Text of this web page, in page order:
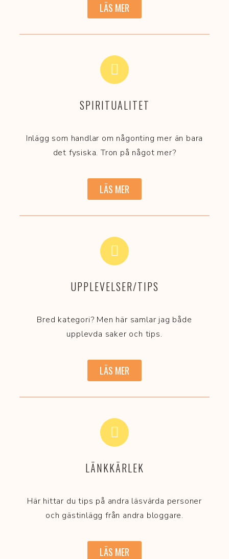
LÄS MER
SPIRITUALITET
Inlägg som handlar om någonting mer än bara
det fysiska. Tron på något mer?
LÄS MER
UPPLEVELSER/TIPS
Bred kategori? Men här samlar jag både
upplevda saker och tips.
LÄS MER
LÄNKKÄRLEK
Här hittar du tips på andra läsvärda personer
och gästinlägg från andra bloggare.
LÄS MER